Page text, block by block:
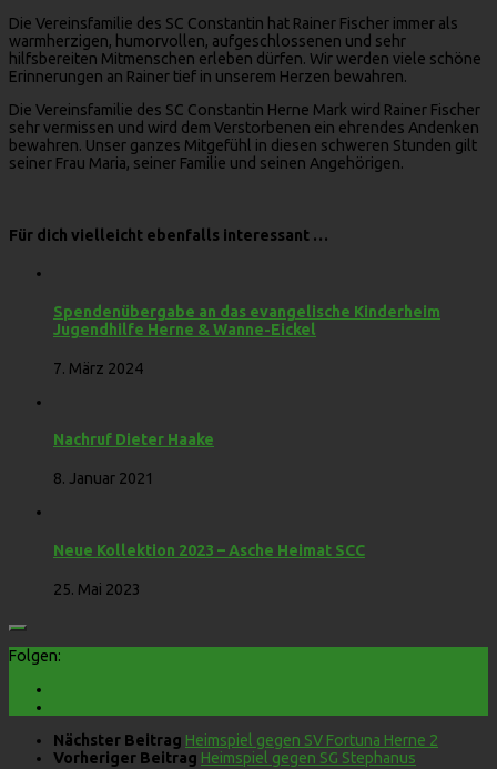
Die Vereinsfamilie des SC Constantin hat Rainer Fischer immer als
warmherzigen, humorvollen, aufgeschlossenen und sehr
hilfsbereiten Mitmenschen erleben dürfen. Wir werden viele schöne
Erinnerungen an Rainer tief in unserem Herzen bewahren.
Die Vereinsfamilie des SC Constantin Herne Mark wird Rainer Fischer
sehr vermissen und wird dem Verstorbenen ein ehrendes Andenken
bewahren. Unser ganzes Mitgefühl in diesen schweren Stunden gilt
seiner Frau Maria, seiner Familie und seinen Angehörigen.
Für dich vielleicht ebenfalls interessant …
Spendenübergabe an das evangelische Kinderheim
Jugendhilfe Herne & Wanne-Eickel
7. März 2024
Nachruf Dieter Haake
8. Januar 2021
Neue Kollektion 2023 – Asche Heimat SCC
25. Mai 2023
Folgen:
Nächster Beitrag Heimspiel gegen SV Fortuna Herne 2
Vorheriger Beitrag Heimspiel gegen SG Stephanus